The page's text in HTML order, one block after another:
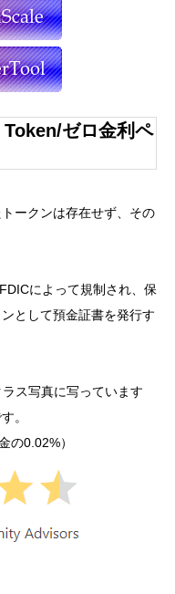
ゼロ金利ペ
ークンは存在せず、その
によって規制され、保
として預金証書を発行す
ス写真に写っています
。
の0.02%）